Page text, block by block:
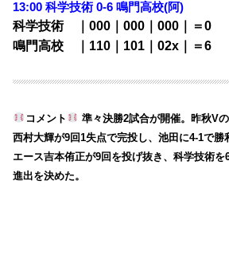
13:00 科学技術 0-6 鳴門高校(阿)
科学技術 ｜000｜000｜000｜＝0
鳴門高校 ｜110｜101｜02x｜＝6
コメント
準々決勝2試合が開催。昨秋V
西村大輝が9回1失点で完投し、池田に4-1で勝
エース吉本侑正が9回を投げ抜き、科学技術
進出を決めた。